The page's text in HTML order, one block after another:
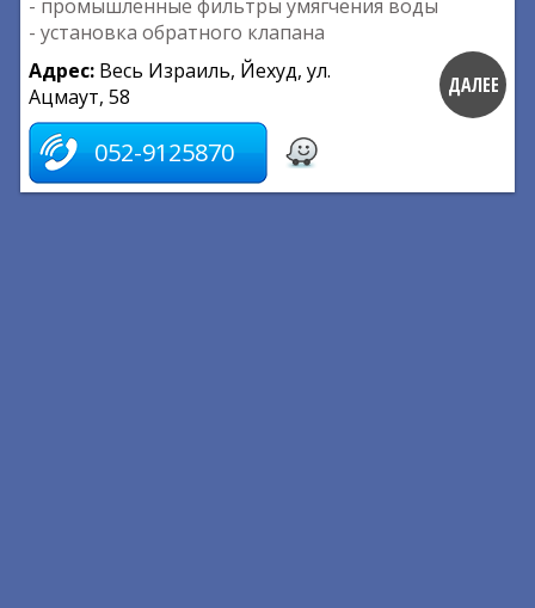
- промышленные фильтры умягчения воды
- установка обратного клапана
Адрес: Весь Израиль, Йехуд, ул.
Ацмаут, 58
052-9125870
ДАЛЕЕ